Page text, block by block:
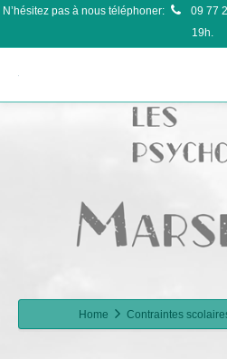
N’hésitez pas à nous téléphoner: 09 77
19h.
Home Contraintes